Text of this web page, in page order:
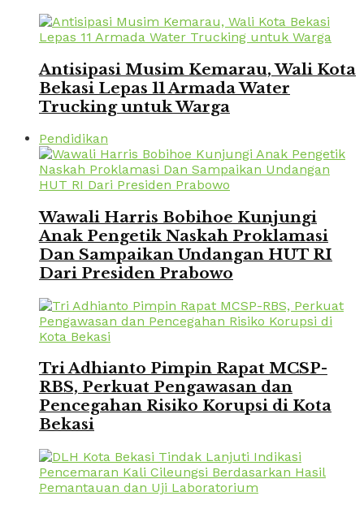
Antisipasi Musim Kemarau, Wali Kota
Bekasi Lepas 11 Armada Water
Trucking untuk Warga
Pendidikan
Wawali Harris Bobihoe Kunjungi
Anak Pengetik Naskah Proklamasi
Dan Sampaikan Undangan HUT RI
Dari Presiden Prabowo
Tri Adhianto Pimpin Rapat MCSP-
RBS, Perkuat Pengawasan dan
Pencegahan Risiko Korupsi di Kota
Bekasi